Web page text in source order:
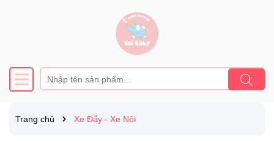
Trang chủ Xe Đẩy - Xe Nôi